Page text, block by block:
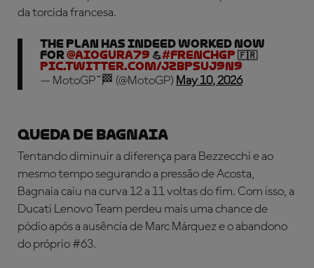
da torcida francesa.
The plan has indeed worked now
for @aiogura79 💪#FrenchGP 🇫🇷
pic.twitter.com/jzbPSUj9N9
— MotoGP™🏁 (@MotoGP) May 10, 2026
QUEDA DE BAGNAIA
Tentando diminuir a diferença para Bezzecchi e ao
mesmo tempo segurando a pressão de Acosta,
Bagnaia caiu na curva 12 a 11 voltas do fim. Com isso, a
Ducati Lenovo Team perdeu mais uma chance de
pódio após a ausência de Marc Márquez e o abandono
do próprio #63.